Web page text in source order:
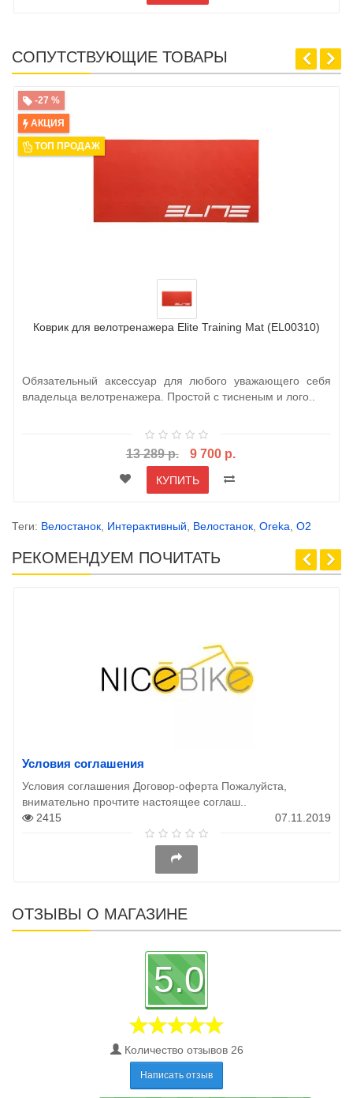
СОПУТСТВУЮЩИЕ ТОВАРЫ
-27 %
АКЦИЯ
ТОП ПРОДАЖ
Коврик для велотренажера Elite Training Mat (EL00310)
Обязательный аксессуар для любого уважающего себя
владельца велотренажера. Простой с тисненым и лого..
13 289 р. 9 700 р.
КУПИТЬ
Теги: Велостанок, Интерактивный, Велостанок, Oreka, O2
РЕКОМЕНДУЕМ ПОЧИТАТЬ
Условия соглашения
Условия соглашения Договор-оферта Пожалуйста,
внимательно прочтите настоящее соглаш..
2415
07.11.2019
ОТЗЫВЫ О МАГАЗИНЕ
5.0
Количество отзывов 26
Написать отзыв